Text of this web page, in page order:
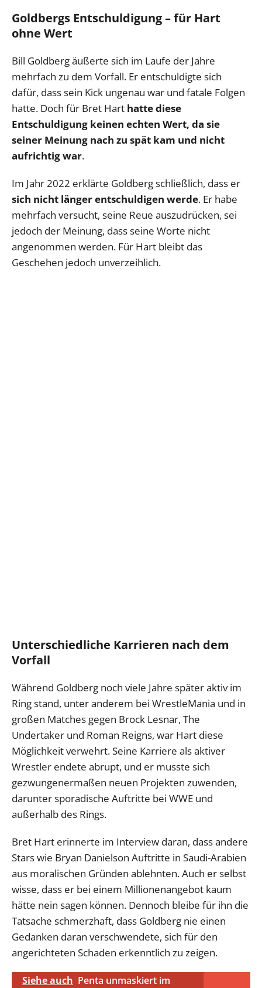
Goldbergs Entschuldigung – für Hart
ohne Wert
Bill Goldberg äußerte sich im Laufe der Jahre
mehrfach zu dem Vorfall. Er entschuldigte sich
dafür, dass sein Kick ungenau war und fatale Folgen
hatte. Doch für Bret Hart hatte diese
Entschuldigung keinen echten Wert, da sie
seiner Meinung nach zu spät kam und nicht
aufrichtig war.
Im Jahr 2022 erklärte Goldberg schließlich, dass er
sich nicht länger entschuldigen werde. Er habe
mehrfach versucht, seine Reue auszudrücken, sei
jedoch der Meinung, dass seine Worte nicht
angenommen werden. Für Hart bleibt das
Geschehen jedoch unverzeihlich.
Unterschiedliche Karrieren nach dem
Vorfall
Während Goldberg noch viele Jahre später aktiv im
Ring stand, unter anderem bei WrestleMania und in
großen Matches gegen Brock Lesnar, The
Undertaker und Roman Reigns, war Hart diese
Möglichkeit verwehrt. Seine Karriere als aktiver
Wrestler endete abrupt, und er musste sich
gezwungenermaßen neuen Projekten zuwenden,
darunter sporadische Auftritte bei WWE und
außerhalb des Rings.
Bret Hart erinnerte im Interview daran, dass andere
Stars wie Bryan Danielson Auftritte in Saudi-Arabien
aus moralischen Gründen ablehnten. Auch er selbst
wisse, dass er bei einem Millionenangebot kaum
hätte nein sagen können. Dennoch bleibe für ihn die
Tatsache schmerzhaft, dass Goldberg nie einen
Gedanken daran verschwendete, sich für den
angerichteten Schaden erkenntlich zu zeigen.
Siehe auch Penta unmaskiert im